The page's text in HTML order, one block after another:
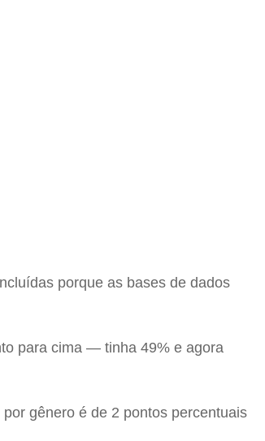
porque as bases de dados
para cima — tinha 49% e agora
gênero é de 2 pontos percentuais